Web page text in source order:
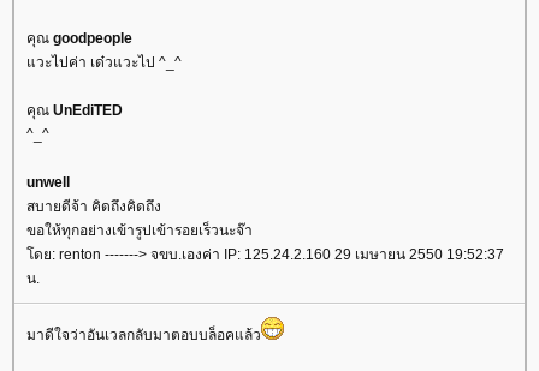
คุณ goodpeople
วะไปค่า เด๋วแวะไป ^_^
คุณ UnEdiTED
^_^
unwell
สบายดีจ้า คิดถึงคิดถึง
ขอให้ทุกอย่างเข้ารูปเข้ารอยเร็วนะจ๊า
ดย: renton -------> จขบ.เองค่า IP: 125.24.2.160 29 เมษายน 2550 19:52:37
น.
มาดีใจว่าอันเวลกลับมาตอบบล็อคแล้ว